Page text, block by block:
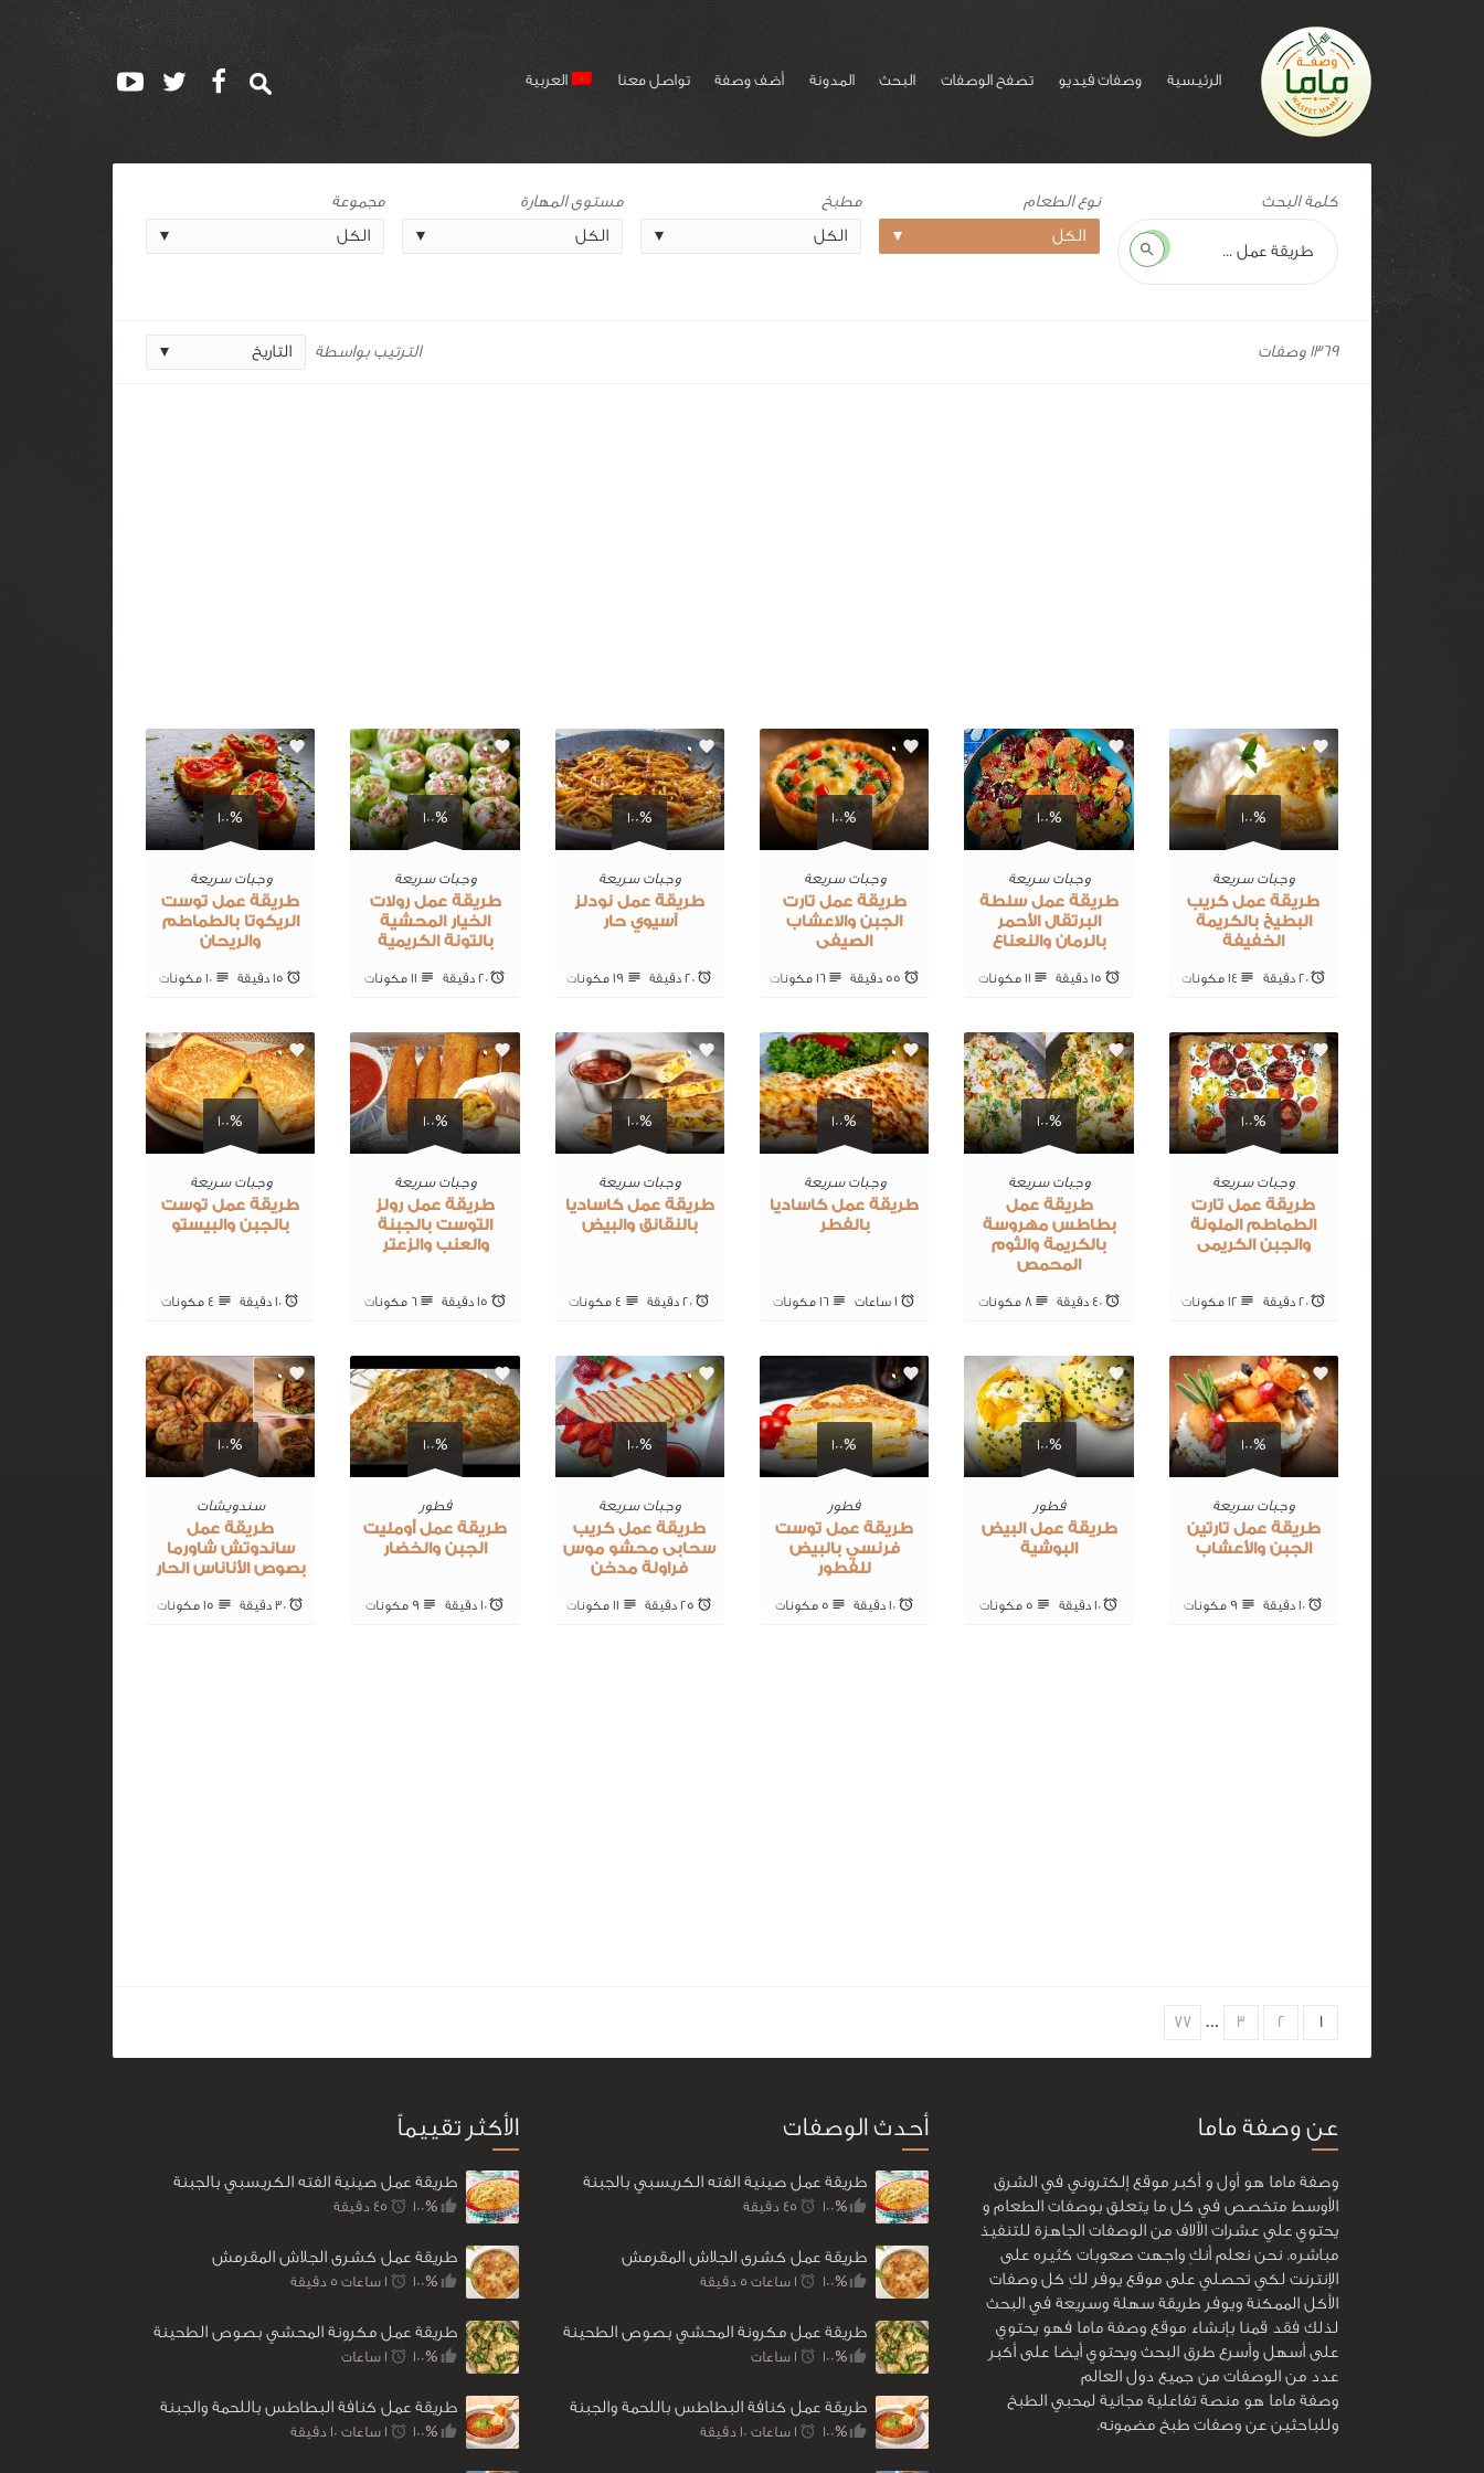
الرئيسية وصفات فيديو تصفح الوصفات البحث المدونة أضف وصفة تواصل معنا العربية
الطعام:
وجبات
كلمة البحث
بحث
مطبخ
مستوى المهارة
مجموعة
1369 وصفات الترتيب بواسطة التاريخ
100%
0
وجبات سريعة
طريقة عمل كريب
البطيخ بالكريمة
الخفيفة
20 ‎دقيقة 14 ‎مكونات
100%
0
وجبات سريعة
طريقة عمل سلطة
البرتقال الأحمر
بالرمان والنعناع
15 ‎دقيقة 11 ‎مكونات
100%
0
وجبات سريعة
طريقة عمل تارت
الجبن والاعشاب
الصيفى
55 ‎دقيقة 16 ‎مكونات
100%
0
وجبات سريعة
طريقة عمل نودلز
آسيوي حار
20 ‎دقيقة 19 ‎مكونات
100%
0
وجبات سريعة
طريقة عمل رولات
الخيار المحشية
بالتونة الكريمية
20 ‎دقيقة 11 ‎مكونات
100%
0
وجبات سريعة
طريقة عمل توست
الريكوتا بالطماطم
والريحان
15 ‎دقيقة 10 ‎مكونات
100%
0
وجبات سريعة
طريقة عمل تارت
الطماطم الملونة
والجبن الكريمى
20 ‎دقيقة 12 ‎مكونات
100%
0
وجبات سريعة
طريقة عمل
بطاطس مهروسة
بالكريمة والثوم
المحمص
40 ‎دقيقة 8 ‎مكونات
100%
0
وجبات سريعة
طريقة عمل كاساديا
بالفطر
1 ساعات 16 ‎مكونات
100%
0
وجبات سريعة
طريقة عمل كاساديا
بالنقانق والبيض
20 ‎دقيقة 4 ‎مكونات
100%
0
وجبات سريعة
طريقة عمل رولز
التوست بالجبنة
والعنب والزعتر
15 ‎دقيقة 6 ‎مكونات
100%
0
وجبات سريعة
طريقة عمل توست
بالجبن والبيستو
10 ‎دقيقة 4 ‎مكونات
100%
0
وجبات سريعة
طريقة عمل تارتين
الجبن والأعشاب
10 ‎دقيقة 9 ‎مكونات
100%
0
فطور
طريقة عمل البيض
البوشية
10 ‎دقيقة 5 ‎مكونات
100%
0
فطور
طريقة عمل توست
فرنسي بالبيض
للفطور
10 ‎دقيقة 5 ‎مكونات
100%
0
وجبات سريعة
طريقة عمل كريب
سحابى محشو موس
فراولة مدخن
25 ‎دقيقة 11 ‎مكونات
100%
0
فطور
طريقة عمل أومليت
الجبن والخضار
10 ‎دقيقة 9 ‎مكونات
100%
0
سندويشات
طريقة عمل
ساندوتش شاورما
بصوص الأناناس الحار
30 ‎دقيقة 15 ‎مكونات
Choose
page
1
2
3
…
77
الأكثر تقييماً
طريقة عمل صينية الفته الكريسبي بالجبنة
100% 45 ‎دقيقة
طريقة عمل كشرى الجلاش المقرمش
100% 1 ساعات 5 ‎دقيقة
طريقة عمل مكرونة المحشي بصوص الطحينة
100% 1 ساعات
طريقة عمل كنافة البطاطس باللحمة والجبنة
100% 1 ساعات 10 ‎دقيقة
أحدث الوصفات
طريقة عمل صينية الفته الكريسبي بالجبنة
100% 45 ‎دقيقة
طريقة عمل كشرى الجلاش المقرمش
100% 1 ساعات 5 ‎دقيقة
طريقة عمل مكرونة المحشي بصوص الطحينة
100% 1 ساعات
طريقة عمل كنافة البطاطس باللحمة والجبنة
100% 1 ساعات 10 ‎دقيقة
عن وصفة ماما
وصفة ماما هو أول و أكبر موقع إلكتروني في الشرق
الأوسط متخصص في كل ما يتعلق بوصفات الطعام و
يحتوي علي عشرات الآلاف من الوصفات الجاهزة للتنفيذ
مباشره. نحن نعلم أنكِ واجهت صعوبات كثيره على
الإنترنت لكي تحصلي على موقع يوفر لكِ كل وصفات
الأكل الممكنة ويوفر طريقة سهلة وسريعة في البحث
لذلك فقد قمنا بإنشاء موقع وصفة ماما فهو يحتوي
على أسهل وأسرع طرق البحث ويحتوي أيضا على أكبر
عدد من الوصفات من جميع دول العالم
وصفة ماما هو منصة تفاعلية مجانية لمحبي الطبخ
وللباحثين عن وصفات طبخ مضمونه.